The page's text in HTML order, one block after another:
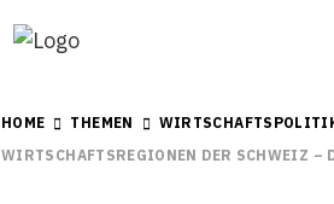
HOME THEMEN
WIRTSCHAFTSREGIONEN DER SCHWEIZ –